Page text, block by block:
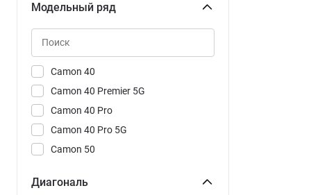
Realme
Samsung
Vivo
Xiaomi
Модельный ряд
Camon 40
Camon 40 Premier 5G
Camon 40 Pro
Camon 40 Pro 5G
Camon 50
POVA 7 Neo
Диагональ